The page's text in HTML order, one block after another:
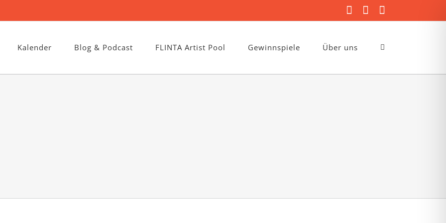
FacebookInstagram
Mail
Kalender Blog & Podcast FLINTA Artist Pool Gewinnspiele Über uns